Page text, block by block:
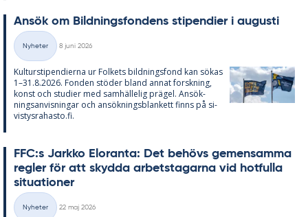
An­sök om Bild­nings­fon­dens sti­pen­di­er i au­gusti
Kategorier
Nyheter
8 juni 2026
Kul­tursti­pen­di­er­na ur Fol­kets bild­nings­fond kan sö­kas
1–31.8.2026. Fon­den stö­der bland an­nat forsk­ning,
konst och stu­di­er med sam­häl­le­lig prä­gel. An­sök­
nings­an­vis­ning­ar och an­sök­nings­blan­kett fin­ns på si­
vis­tys­ra­has­to.fi.
FFC:s Jark­ko Elo­ran­ta: Det be­hö­vs ge­men­sam­ma
reg­ler för att skyd­da ar­bets­ta­gar­na vid hot­ful­la
si­tu­a­tio­ner
Kategorier
Nyheter
22 maj 2026